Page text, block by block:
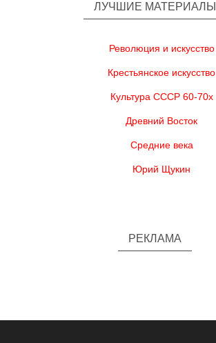
ЛУЧШИЕ МАТЕРИАЛЫ
Революция и искусство
Крестьянское искусство
Культура СССР 60-70х
Древний Восток
Средние века
Юрий Щукин
РЕКЛАМА